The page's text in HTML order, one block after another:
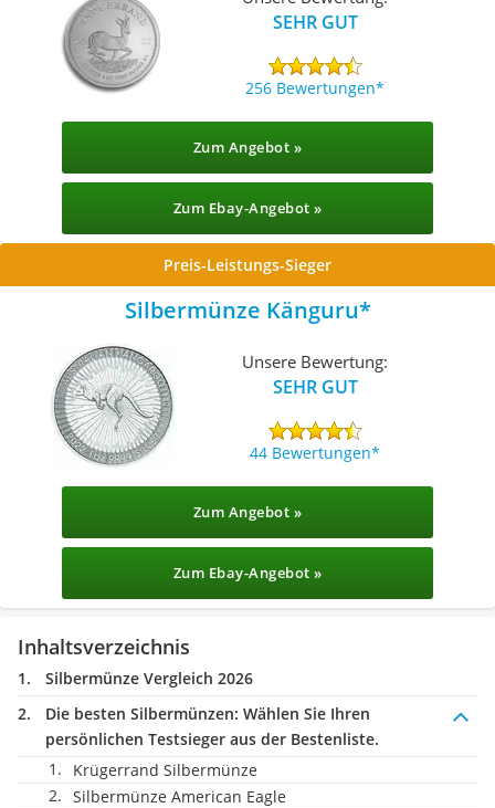
SEHR GUT
256 Bewertungen
Zum Angebot »
Zum Ebay-Angebot »
Preis-Leistungs-Sieger
Silbermünze Känguru
Unsere Bewertung:
SEHR GUT
44 Bewertungen
Zum Angebot »
Zum Ebay-Angebot »
Inhaltsverzeichnis
Silbermünze Vergleich 2026
Die besten Silbermünzen: Wählen Sie Ihren
persönlichen Testsieger aus der Bestenliste.
Krügerrand Silbermünze
Silbermünze American Eagle